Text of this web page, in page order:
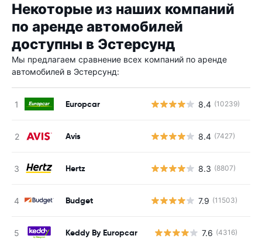
Некоторые из наших компаний
по аренде автомобилей
доступны в Эстерсунд
Мы предлагаем сравнение всех компаний по аренде
автомобилей в Эстерсунд:
Europcar 8.4 (10239)
Avis 8.4 (7427)
Hertz 8.3 (8807)
Budget 7.9 (11503)
Keddy By Europcar 7.6 (4316)